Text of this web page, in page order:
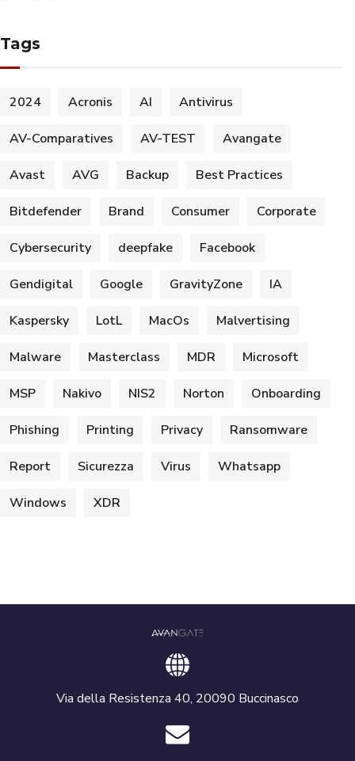
Tags
2024 Acronis AI Antivirus
AV-Comparatives AV-TEST Avangate
Avast AVG Backup Best Practices
Bitdefender Brand Consumer Corporate
Cybersecurity deepfake Facebook
Gendigital Google GravityZone IA
Kaspersky LotL MacOs Malvertising
Malware Masterclass MDR Microsoft
MSP Nakivo NIS2 Norton Onboarding
Phishing Printing Privacy Ransomware
Report Sicurezza Virus Whatsapp
Windows XDR
Via della Resistenza 40, 20090 Buccinasco